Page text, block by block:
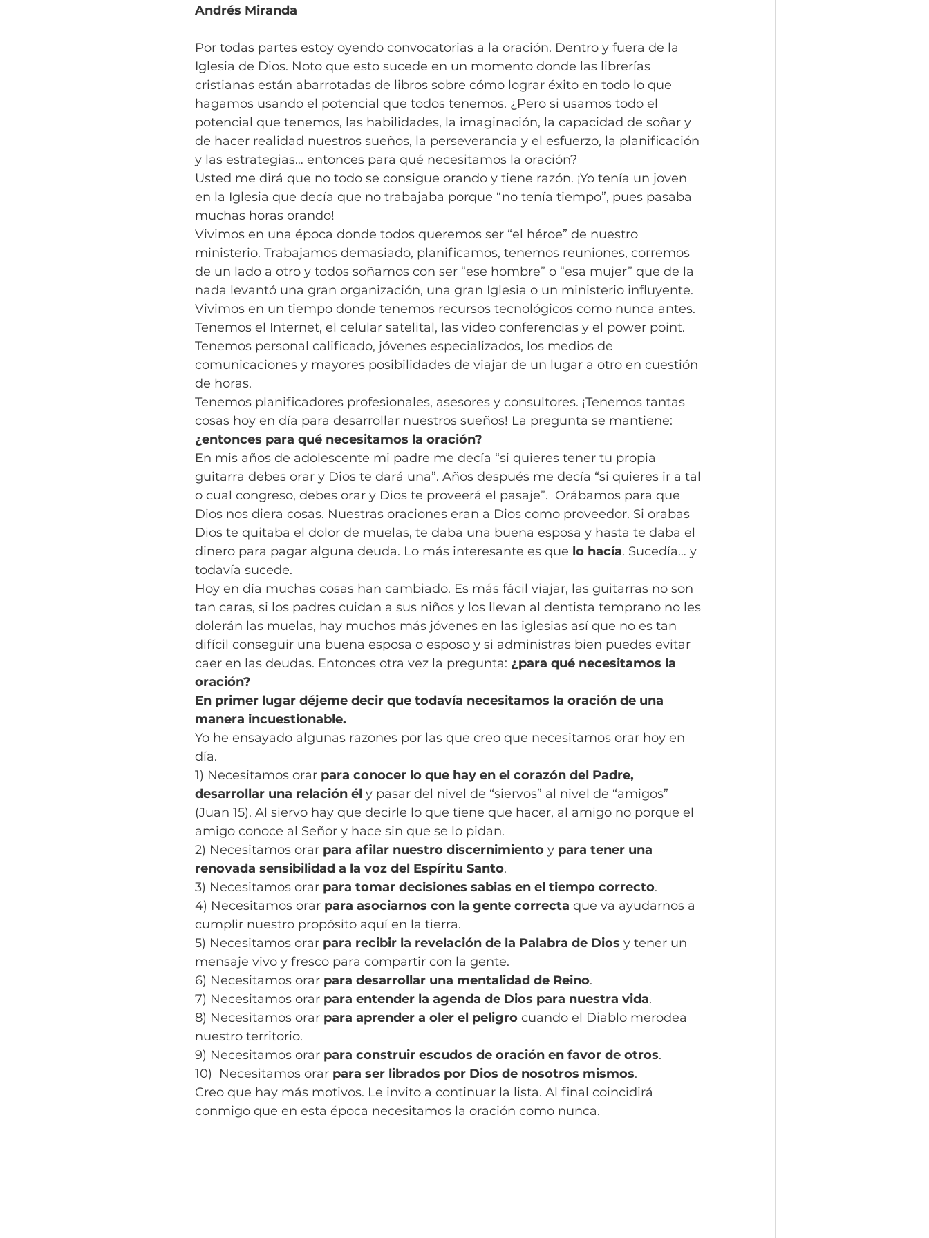
Andrés Miranda
Por todas partes estoy oyendo convocatorias a la oración. Dentro y fuera de la
Iglesia de Dios. Noto que esto sucede en un momento donde las librerías
cristianas están abarrotadas de libros sobre cómo lograr éxito en todo lo que
hagamos usando el potencial que todos tenemos. ¿Pero si usamos todo el
potencial que tenemos, las habilidades, la imaginación, la capacidad de soñar y
de hacer realidad nuestros sueños, la perseverancia y el esfuerzo, la planificación
y las estrategias… entonces para qué necesitamos la oración?
Usted me dirá que no todo se consigue orando y tiene razón. ¡Yo tenía un joven
en la Iglesia que decía que no trabajaba porque “no tenía tiempo”, pues pasaba
muchas horas orando!
Vivimos en una época donde todos queremos ser “el héroe” de nuestro
ministerio. Trabajamos demasiado, planificamos, tenemos reuniones, corremos
de un lado a otro y todos soñamos con ser “ese hombre” o “esa mujer” que de la
nada levantó una gran organización, una gran Iglesia o un ministerio influyente.
Vivimos en un tiempo donde tenemos recursos tecnológicos como nunca antes.
Tenemos el Internet, el celular satelital, las video conferencias y el power point.
Tenemos personal calificado, jóvenes especializados, los medios de
comunicaciones y mayores posibilidades de viajar de un lugar a otro en cuestión
de horas.
Tenemos planificadores profesionales, asesores y consultores. ¡Tenemos tantas
cosas hoy en día para desarrollar nuestros sueños! La pregunta se mantiene:
¿entonces para qué necesitamos la oración?
En mis años de adolescente mi padre me decía “si quieres tener tu propia
guitarra debes orar y Dios te dará una”. Años después me decía “si quieres ir a tal
o cual congreso, debes orar y Dios te proveerá el pasaje”.  Orábamos para que
Dios nos diera cosas. Nuestras oraciones eran a Dios como proveedor. Si orabas
Dios te quitaba el dolor de muelas, te daba una buena esposa y hasta te daba el
dinero para pagar alguna deuda. Lo más interesante es que lo hacía. Sucedía… y
todavía sucede.
Hoy en día muchas cosas han cambiado. Es más fácil viajar, las guitarras no son
tan caras, si los padres cuidan a sus niños y los llevan al dentista temprano no les
dolerán las muelas, hay muchos más jóvenes en las iglesias así que no es tan
difícil conseguir una buena esposa o esposo y si administras bien puedes evitar
caer en las deudas. Entonces otra vez la pregunta: ¿para qué necesitamos la
oración?
En primer lugar déjeme decir que todavía necesitamos la oración de una
manera incuestionable.
Yo he ensayado algunas razones por las que creo que necesitamos orar hoy en
día.
1) Necesitamos orar para conocer lo que hay en el corazón del Padre,
desarrollar una relación él y pasar del nivel de “siervos” al nivel de “amigos”
(Juan 15). Al siervo hay que decirle lo que tiene que hacer, al amigo no porque el
amigo conoce al Señor y hace sin que se lo pidan.
2) Necesitamos orar para afilar nuestro discernimiento y para tener una
renovada sensibilidad a la voz del Espíritu Santo.
3) Necesitamos orar para tomar decisiones sabias en el tiempo correcto.
4) Necesitamos orar para asociarnos con la gente correcta que va ayudarnos a
cumplir nuestro propósito aquí en la tierra.
5) Necesitamos orar para recibir la revelación de la Palabra de Dios y tener un
mensaje vivo y fresco para compartir con la gente.
6) Necesitamos orar para desarrollar una mentalidad de Reino.
7) Necesitamos orar para entender la agenda de Dios para nuestra vida.
8) Necesitamos orar para aprender a oler el peligro cuando el Diablo merodea
nuestro territorio.
9) Necesitamos orar para construir escudos de oración en favor de otros.
10)  Necesitamos orar para ser librados por Dios de nosotros mismos.
Creo que hay más motivos. Le invito a continuar la lista. Al final coincidirá
conmigo que en esta época necesitamos la oración como nunca.